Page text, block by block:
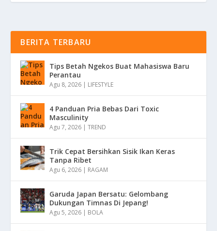
BERITA TERBARU
Tips Betah Ngekos Buat Mahasiswa Baru
Perantau
Agu 8, 2026 | LIFESTYLE
4 Panduan Pria Bebas Dari Toxic
Masculinity
Agu 7, 2026 |TREND
Trik Cepat Bersihkan Sisik Ikan Keras
Tanpa Ribet
Agu 6, 2026 | RAGAM
Garuda Japan Bersatu: Gelombang
Dukungan Timnas Di Jepang!
Agu 5, 2026 | BOLA